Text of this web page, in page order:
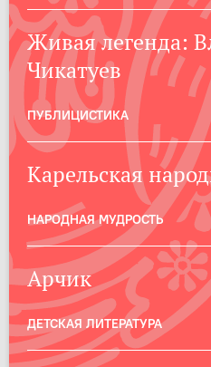
Живая легенда:
Чикатуев
ПУБЛИЦИСТИКА
Карельская
НАРОДНАЯ МУДРОСТЬ
Арчик
ДЕТСКАЯ ЛИТЕРАТУРА